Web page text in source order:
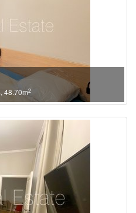
48.70m2